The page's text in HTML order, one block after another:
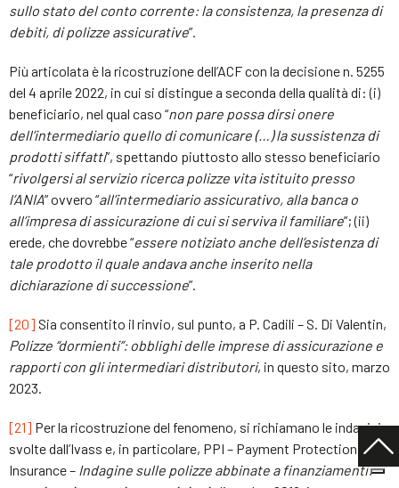
sullo stato del conto corrente: la consistenza, la presenza di
debiti, di polizze assicurative”.
Più articolata è la ricostruzione dell’ACF con la decisione n. 5255
del 4 aprile 2022, in cui si distingue a seconda della qualità di: (i)
beneficiario, nel qual caso “non pare possa dirsi onere
dell’intermediario quello di comunicare(…)la sussistenza di
prodotti siffatti”, spettando piuttosto allo stesso beneficiario
“rivolgersi al servizio ricerca polizze vita istituito presso
l’ANIA” ovvero “all’intermediario assicurativo, alla banca o
all’impresa di assicurazione di cui si serviva il familiare”; (ii)
erede, che dovrebbe “essere notiziato anche dell’esistenza di
tale prodotto il quale andava anche inserito nella
dichiarazione di successione”.
[20] Sia consentito il rinvio, sul punto, a P. Cadili – S. Di Valentin,
Polizze “dormienti”: obblighi delle imprese di assicurazione e
rapporti con gli intermediari distributori, in questo sito, marzo
2023.
[21] Per la ricostruzione del fenomeno, si richiamano le indagini
svolte dall’Ivass e, in particolare, PPI – Payment Protection
Insurance – Indagine sulle polizze abbinate a finanziamenti: